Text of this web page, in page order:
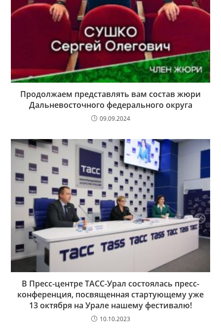
Продолжаем представлять вам состав жюри
Дальневосточного федерального округа
09.09.2024
В Пресс-центре ТАСС-Урал состоялась пресс-
конференция, посвященная стартующему уже
13 октября на Урале нашему фестивалю!
10.10.2023